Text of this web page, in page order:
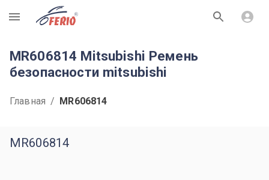
R
MR606814 Mitsubishi Ремень
безопасности mitsubishi
Главная / MR606814
MR606814